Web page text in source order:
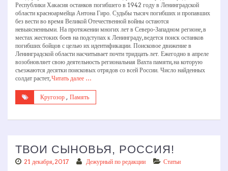
Республики Хакасия останков погибшего в 1942 году в Ленинградской
области красноармейца Антона Гиро. Судьбы тысяч погибших и пропавших
без вести во время Великой Отечественной войны остаются
невыясненными. На протяжении многих лет в Северо-Западном регионе, в
местах жестоких боев на подступах к Ленинграду, ведется поиск останков
погибших бойцов с целью их идентификации. Поисковое движение в
Ленинградской области насчитывает почти тридцать лет. Ежегодно в апреле
возобновляет свою деятельность региональная Вахта памяти, на которую
съезжаются десятки поисковых отрядов со всей России. Число найденных
солдат растет,Читать далее …
Кругозор , Память
ТВОИ СЫНОВЬЯ, РОССИЯ!
21 декабря, 2017 Дежурный по редакции Статьи